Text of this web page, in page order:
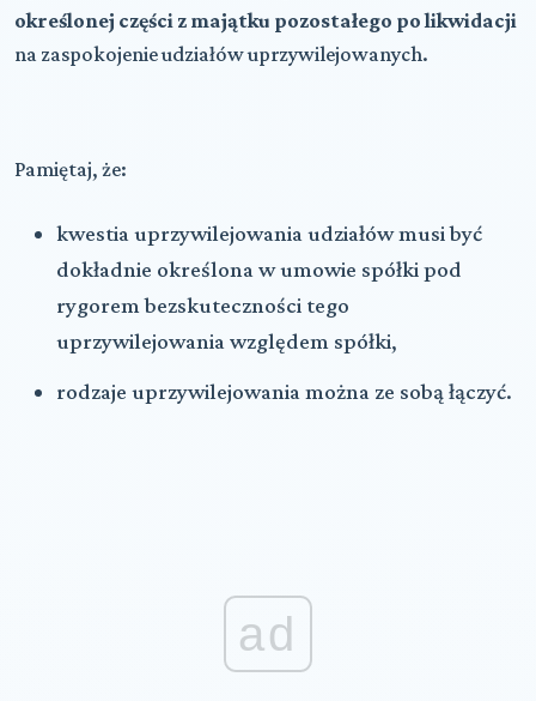
określonej części z majątku pozostałego po likwidacji
na zaspokojenie udziałów uprzywilejowanych.
Pamiętaj, że:
kwestia uprzywilejowania udziałów musi być
dokładnie określona w umowie spółki pod
rygorem bezskuteczności tego
uprzywilejowania względem spółki,
rodzaje uprzywilejowania można ze sobą łączyć.
ad